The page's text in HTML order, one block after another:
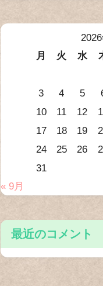
月
火 水
3
4 5
10
11 12
17
18 19
24
25 26
31
« 9月
最近のコメント